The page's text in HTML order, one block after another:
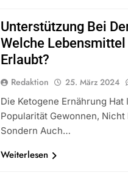
Unterstützung Bei
Welche
Erlaubt?
Redaktion 25. März 2024
Die Ketogene Ernährung
Popularität Gewonnen,
Sondern Auch…
Weiterlesen